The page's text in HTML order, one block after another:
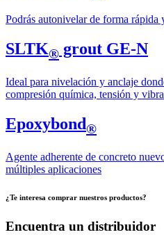
Podrás autonivelar de forma rápida
SLTK® grout GE-N
Ideal para nivelación y anclaje
compresión química, tensión y
Epoxybond®
Agente adherente de concreto
múltiples aplicaciones
¿Te interesa comprar nuestros productos?
Encuentra un distribuidor